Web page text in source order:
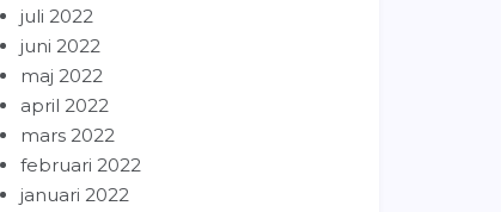
juli 2022
juni 2022
maj 2022
april 2022
mars 2022
februari 2022
januari 2022